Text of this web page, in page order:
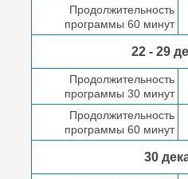
Продолжительность
программы 60 минут
22 - 29
Продолжительность
программы 30 минут
Продолжительность
программы 60 минут
30